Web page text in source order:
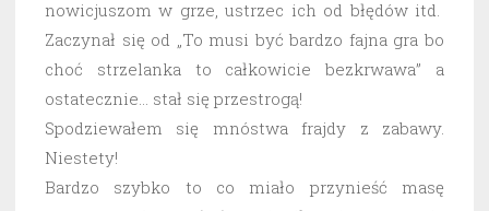
nowicjuszom w grze, ustrzec ich od błędów itd.
Zaczynał się od „To musi być bardzo fajna gra bo
choć strzelanka to całkowicie bezkrwawa” a
ostatecznie… stał się przestrogą!
Spodziewałem się mnóstwa frajdy z zabawy.
Niestety!
Bardzo szybko to co miało przynieść masę